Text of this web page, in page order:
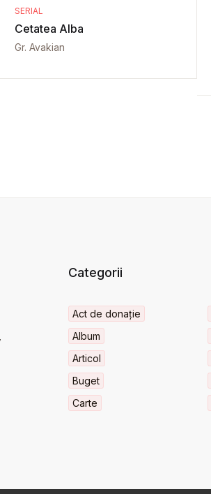
SERIAL
Cetatea Alba
Gr. Avakian
Categorii
Act de donație
Album
Articol
Buget
Carte